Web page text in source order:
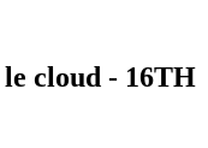
le cloud - 16TH